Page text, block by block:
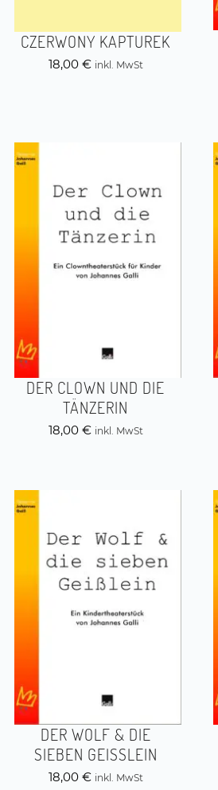
CZERWONY KAPTUREK
18,00 € inkl. MwSt
DER CLOWN UND DIE
TÄNZERIN
18,00 € inkl. MwSt
DER WOLF & DIE
SIEBEN GEISSLEIN
18,00 € inkl. MwSt